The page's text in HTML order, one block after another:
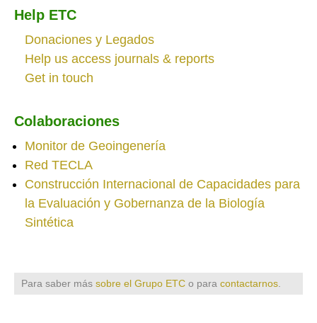
Help ETC
Donaciones y Legados
Help us access journals & reports
Get in touch
Colaboraciones
Monitor de Geoingenería
Red TECLA
Construcción Internacional de Capacidades para
la Evaluación y Gobernanza de la Biología
Sintética
Para saber más sobre el Grupo ETC o para contactarnos.